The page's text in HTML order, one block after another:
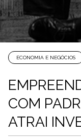
ECONOMIA E NEGÓCIOS
COM
ATRAI